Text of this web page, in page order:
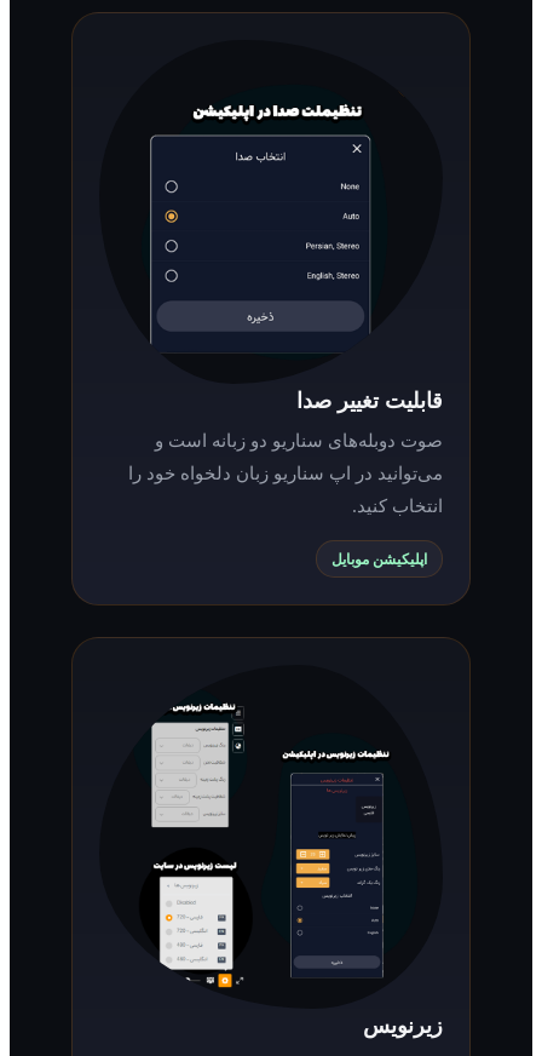
قابلیت تغییر صدا
صوت دوبله‌های سناریو دو زبانه است و
می‌توانید در اپ سناریو زبان دلخواه خود را
انتخاب کنید.
اپلیکیشن موبایل